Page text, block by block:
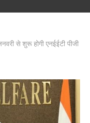
से शुरू होगी एनईईटी पीजी